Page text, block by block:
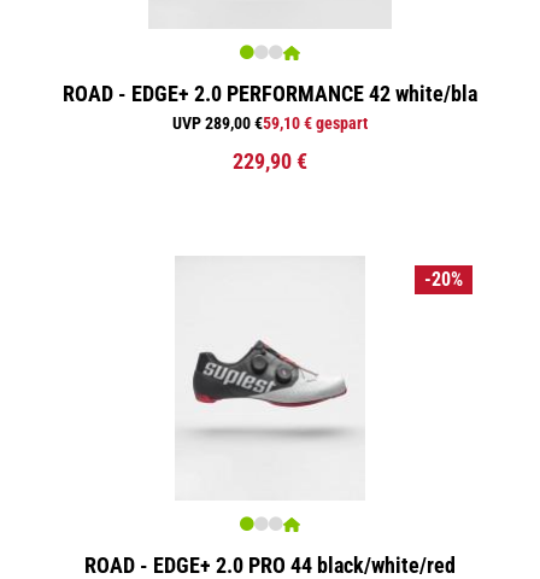
ROAD - EDGE+ 2.0 PERFORMANCE 42 white/bla
UVP 289,00 €59,10 € gespart
229,90 €
-20%
ROAD - EDGE+ 2.0 PRO 44 black/white/red